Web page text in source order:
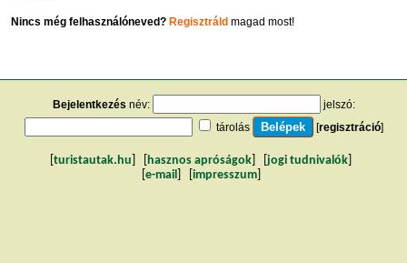
Nincs még felhasználóneved? Regisztráldmagad most!
Bejelentkezés név:
jelszó:
tárolás
[regisztráció]
turistautak.hu hasznos apróságok jogi tudnivalók
e-mail impresszum]